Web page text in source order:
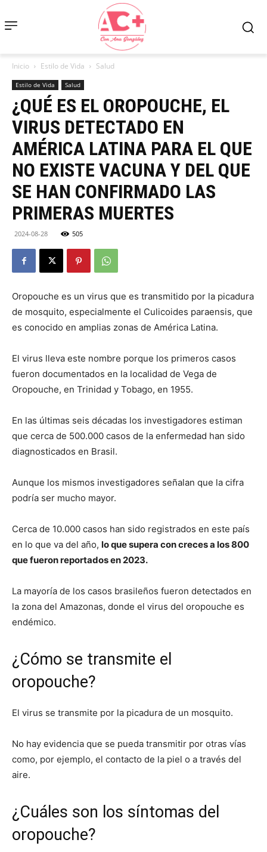
Inicio Estilo de Vida Salud
Estilo de Vida Salud
¿QUÉ ES EL OROPOUCHE, EL
VIRUS DETECTADO EN
AMÉRICA LATINA PARA EL QUE
NO EXISTE VACUNA Y DEL QUE
SE HAN CONFIRMADO LAS
PRIMERAS MUERTES
2024-08-28 505
Oropouche es un virus que es transmitido por la picadura
de mosquito, especialmente el Culicoides paraensis, que
es conocido en amplias zonas de América Latina.
El virus lleva este nombre porque los primeros casos
fueron documentados en la localidad de Vega de
Oropouche, en Trinidad y Tobago, en 1955.
En las últimas seis décadas los investigadores estiman
que cerca de 500.000 casos de la enfermedad han sido
diagnosticados en Brasil.
Aunque los mismos investigadores señalan que la cifra
podría ser mucho mayor.
Cerca de 10.000 casos han sido registrados en este país
en lo que va del año, lo que supera con creces a los 800
que fueron reportados en 2023.
La mayoría de los casos brasileños fueron detectados en
la zona del Amazonas, donde el virus del oropouche es
endémico.
¿Cómo se transmite el
oropouche?
El virus se transmite por la picadura de un mosquito.
No hay evidencia que se pueda transmitir por otras vías
como, por ejemplo, el contacto de la piel o a través del
aire.
¿Cuáles son los síntomas del
oropouche?